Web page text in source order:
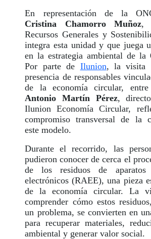
En representación de la
Cristina Chamorro Muñoz,
Recursos Generales y
integra esta unidad y que juega
en la estrategia ambiental de la
Por parte de Ilunion, la visita
presencia de responsables
de la economía circular,
Antonio Martín Pérez,
Ilunion Economía Circular,
compromiso transversal de la
este modelo.
Durante el recorrido, las
pudieron conocer de cerca el
de los residuos de
electrónicos (RAEE), una pieza
de la economía circular. La
comprender cómo estos
un problema, se convierten en
para recuperar materiales,
ambiental y generar valor social.